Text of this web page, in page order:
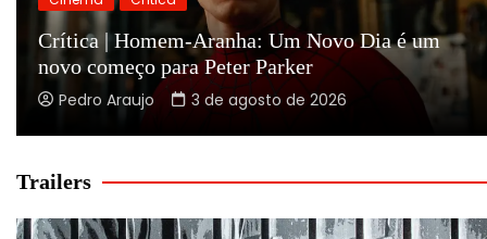
Crítica | Homem-Aranha: Um Novo Dia é um
novo começo para Peter Parker
Pedro Araujo 3 de agosto de 2026
Trailers